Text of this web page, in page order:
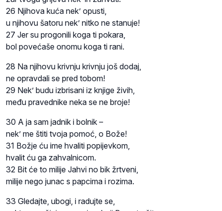
26 Njihova kuća nek’ opusti,
u njihovu šatoru nek’ nitko ne stanuje!
27 Jer su progonili koga ti pokara,
bol povećaše onomu koga ti rani.
28 Na njihovu krivnju krivnju još dodaj,
ne opravdali se pred tobom!
29 Nek’ budu izbrisani iz knjige živih,
među pravednike neka se ne broje!
30 A ja sam jadnik i bolnik –
nek’ me štiti tvoja pomoć, o Bože!
31 Božje ću ime hvaliti popijevkom,
hvalit ću ga zahvalnicom.
32 Bit će to milije Jahvi no bik žrtveni,
milije nego junac s papcima i rozima.
33 Gledajte, ubogi, i radujte se,